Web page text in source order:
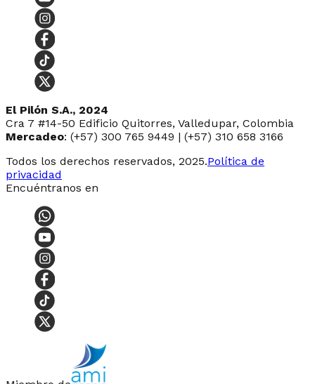
El Pilón S.A., 2024
Cra 7 #14-50 Edificio Quitorres, Valledupar, Colombia
Mercadeo: (+57) 300 765 9449 | (+57) 310 658 3166
Todos los derechos reservados, 2025.Política de
privacidad
Encuéntranos en